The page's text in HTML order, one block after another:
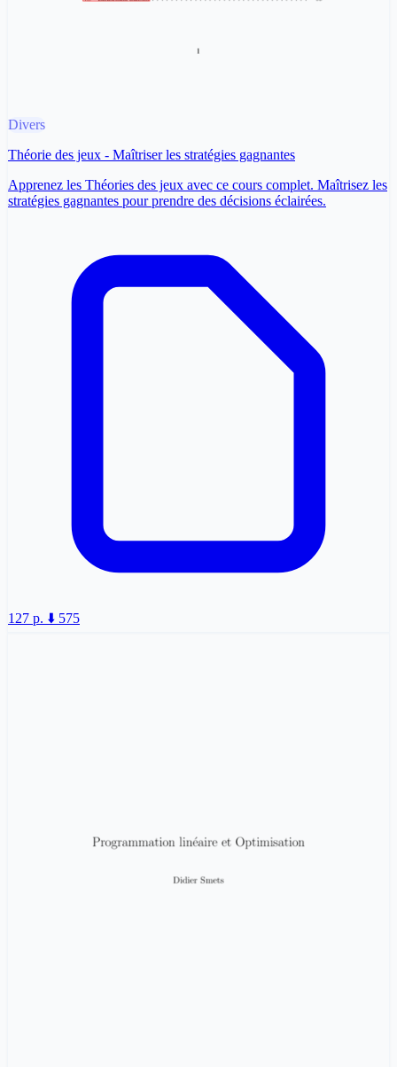
Divers
Théorie des jeux - Maîtriser les stratégies gagnantes
Apprenez les Théories des jeux avec ce cours complet. Maîtrisez les
stratégies gagnantes pour prendre des décisions éclairées.
127 p. ⬇️ 575